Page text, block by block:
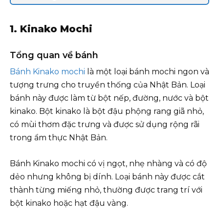
1. Kinako Mochi
Tổng quan về bánh
Bánh Kinako mochi là một loại bánh mochi ngon và
tượng trưng cho truyền thống của Nhật Bản. Loại
bánh này được làm từ bột nếp, đường, nước và bột
kinako. Bột kinako là bột đậu phộng rang giã nhỏ,
có mùi thơm đặc trưng và được sử dụng rộng rãi
trong ẩm thực Nhật Bản.
Bánh Kinako mochi có vị ngọt, nhẹ nhàng và có độ
dẻo nhưng không bị dính. Loại bánh này được cắt
thành từng miếng nhỏ, thường được trang trí với
bột kinako hoặc hạt đậu vàng.